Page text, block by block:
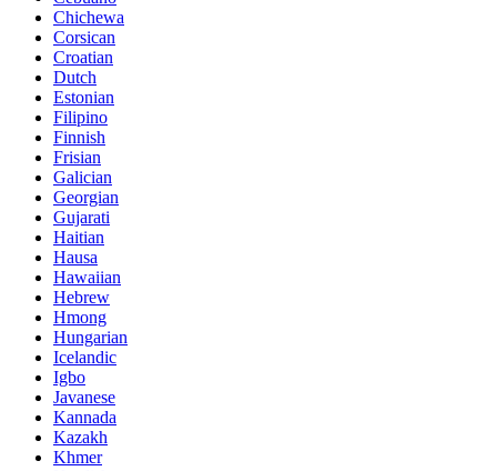
Chichewa
Corsican
Croatian
Dutch
Estonian
Filipino
Finnish
Frisian
Galician
Georgian
Gujarati
Haitian
Hausa
Hawaiian
Hebrew
Hmong
Hungarian
Icelandic
Igbo
Javanese
Kannada
Kazakh
Khmer